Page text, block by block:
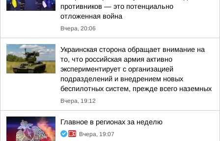
противников — это потенциально
отложенная война
Вчера, 20:06
Украинская сторона обращает внимание на
то, что российская армия активно
экспериментирует с организацией
подразделений и внедрением новых
беспилотных систем, прежде всего наземных
Вчера, 19:12
Главное в регионах за неделю
Вчера, 19:07